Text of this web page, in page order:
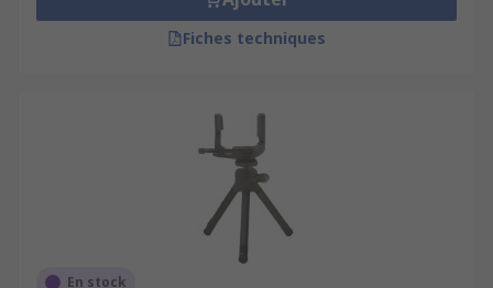
Fiches techniques
En stock